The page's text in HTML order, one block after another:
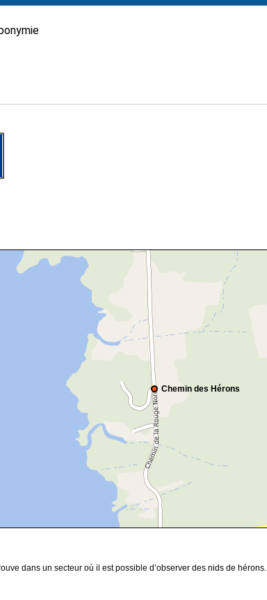
Chemin des Hérons
dans un secteur où il est possible d’observer des nids de hérons.